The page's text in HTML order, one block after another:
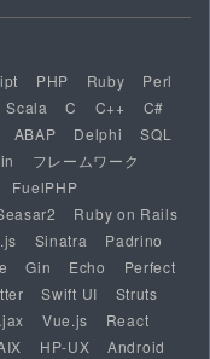
PHP Ruby
Perl
Scala C C++
C#
ABAP Delphi
SQL
フレームワーク
FuelPHP
Ruby on Rails
Sinatra
Padrino
Gin Echo
Perfect
Swift UI
Struts
Vue.js
React
HP-UX
Android